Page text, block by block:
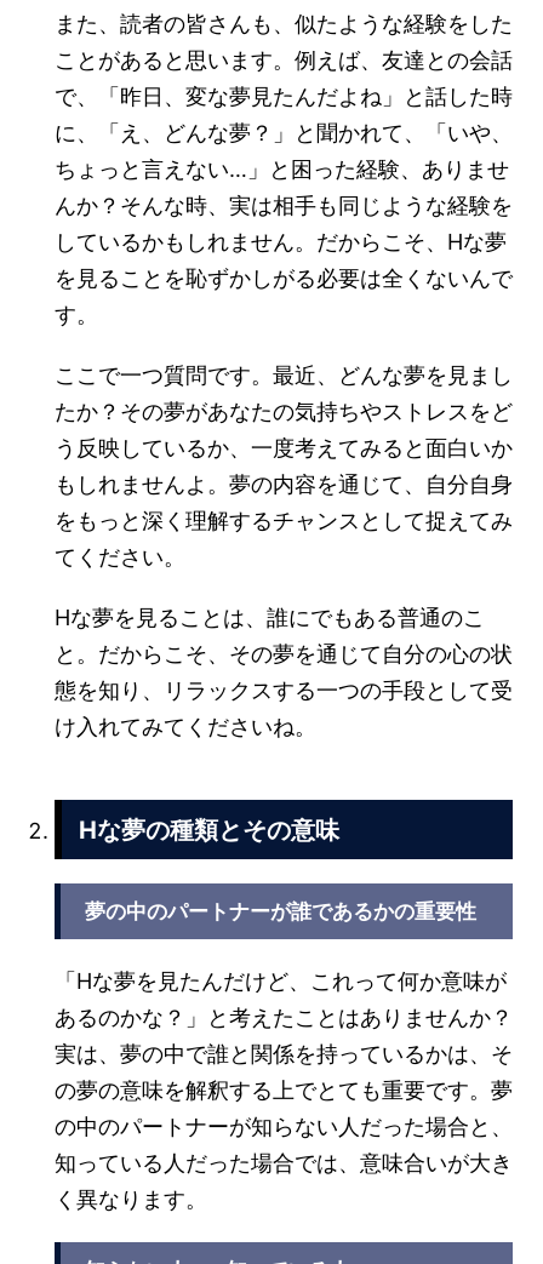
また、読者の皆さんも、似たような経験をした
ことがあると思います。例えば、友達との会話
で、「昨日、変な夢見たんだよね」と話した時
に、「え、どんな夢？」と聞かれて、「いや、
ちょっと言えない…」と困った経験、ありませ
んか？そんな時、実は相手も同じような経験を
しているかもしれません。だからこそ、Hな夢
を見ることを恥ずかしがる必要は全くないんで
す。
ここで一つ質問です。最近、どんな夢を見まし
たか？その夢があなたの気持ちやストレスをど
う反映しているか、一度考えてみると面白いか
もしれませんよ。夢の内容を通じて、自分自身
をもっと深く理解するチャンスとして捉えてみ
てください。
Hな夢を見ることは、誰にでもある普通のこ
と。だからこそ、その夢を通じて自分の心の状
態を知り、リラックスする一つの手段として受
け入れてみてくださいね。
Hな夢の種類とその意味
夢の中のパートナーが誰であるかの重要性
「Hな夢を見たんだけど、これって何か意味が
あるのかな？」と考えたことはありませんか？
実は、夢の中で誰と関係を持っているかは、そ
の夢の意味を解釈する上でとても重要です。夢
の中のパートナーが知らない人だった場合と、
知っている人だった場合では、意味合いが大き
く異なります。